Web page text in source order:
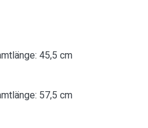
45,5 cm
57,5 cm